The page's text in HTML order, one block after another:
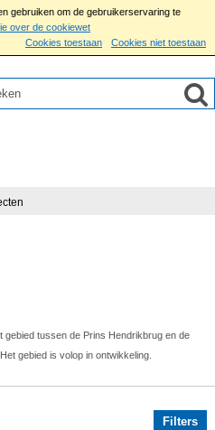
gebruiken om de gebruikerservaring te
over de cookiewet
Cookies toestaan
Cookies niet toestaan
gebied tussen de Prins Hendrikbrug en de
gebied is volop in ontwikkeling.
Filters